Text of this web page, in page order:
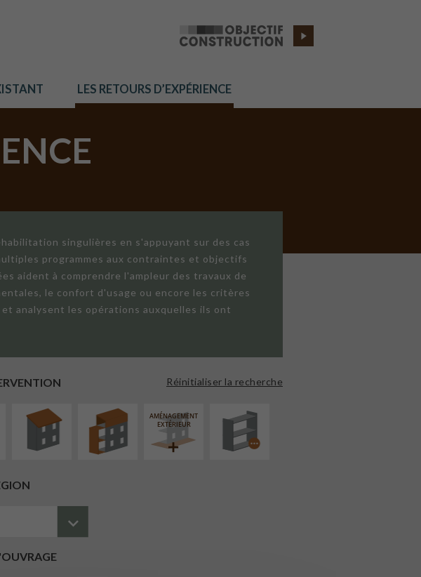
LES RETOURS D’EXPÉRIENCE
singulières en s'appuyant sur des cas
programmes aux contraintes et objectifs
aident à comprendre l'ampleur des travaux de
le confort d'usage ou encore les critères
analysent les opérations auxquelles ils ont
Réinitialiser la recherche
AMÉNAGEMENT
EXTÉRIEUR